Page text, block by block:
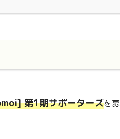
第1期サポーターズを募